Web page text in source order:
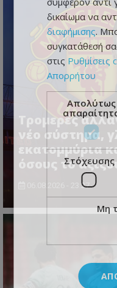
Τρομερές
νέο σύστημα,
εκατομμύρια
όσους το
06.08.2026 - 23:27
δικαίωμα να
διαφήμισης.
συγκατάθεσή
στις Ρυθμίσεις
Απορρήτου
Απολύτως
Στόχευσης
Μη